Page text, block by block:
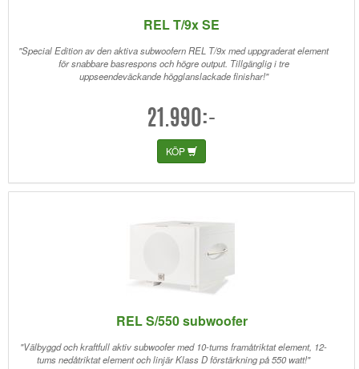
REL T/9x SE
"Special Edition av den aktiva subwoofern REL T/9x med uppgraderat element
för snabbare basrespons och högre output. Tillgänglig i tre
uppseendeväckande högglanslackade finishar!"
21.990:-
KÖP
REL S/550 subwoofer
"Välbyggd och kraftfull aktiv subwoofer med 10-tums framåtriktat element, 12-
tums nedåtriktat element och linjär Klass D förstärkning på 550 watt!"